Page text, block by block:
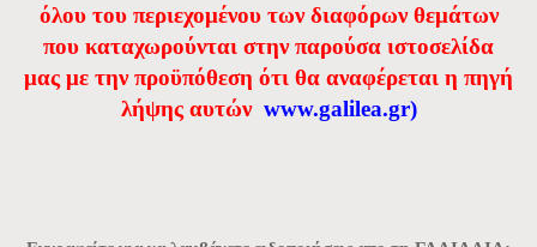
όλου του περιεχομένου των διαφόρων θεμάτων
που καταχωρούνται στην παρούσα ιστοσελίδα
μας με την προϋπόθεση ότι θα αναφέρεται η πηγή
λήψης αυτών www.galilea.gr)